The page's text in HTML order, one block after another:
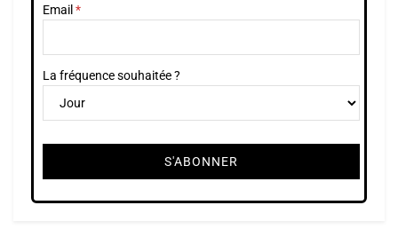
Email
La fréquence souhaitée ?